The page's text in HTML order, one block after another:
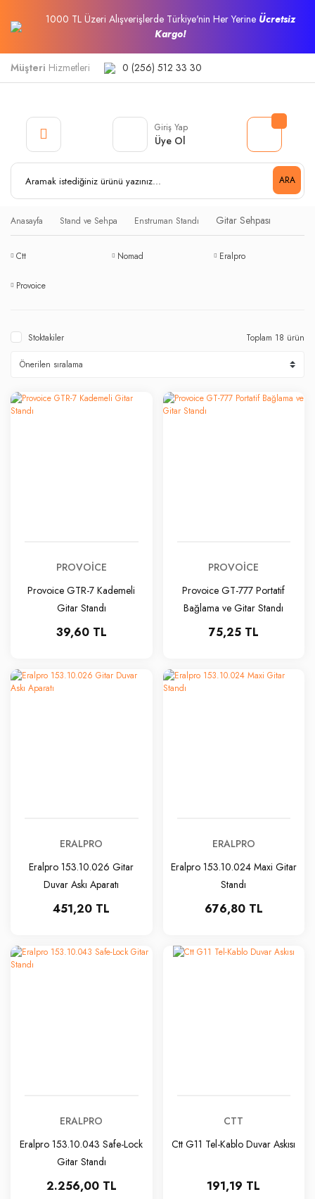
1000 TL Üzeri Alışverişlerde Türkiye'nin Her Yerine Ücretsiz
Kargo!
Müşteri Hizmetleri 0 (256) 512 33 30
ARA
Giriş Yap
Üye Ol
Anasayfa Stand ve Sehpa Enstruman Standı Gitar Sehpası
Ctt Nomad Eralpro
Provoice
Stoktakiler Toplam 18 ürün
PROVOICE
Provoice GTR-7 Kademeli
Gitar Standı
39,60 TL
PROVOICE
Provoice GT-777 Portatif
Bağlama ve Gitar Standı
75,25 TL
ERALPRO
Eralpro 153.10.026 Gitar
Duvar Askı Aparatı
451,20 TL
ERALPRO
Eralpro 153.10.024 Maxi Gitar
Standı
676,80 TL
ERALPRO
Eralpro 153.10.043 Safe-Lock
Gitar Standı
2.256,00 TL
CTT
Ctt G11 Tel-Kablo Duvar Askısı
191,19 TL